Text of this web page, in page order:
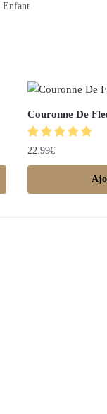
Enfant
Couronne De
22.99€